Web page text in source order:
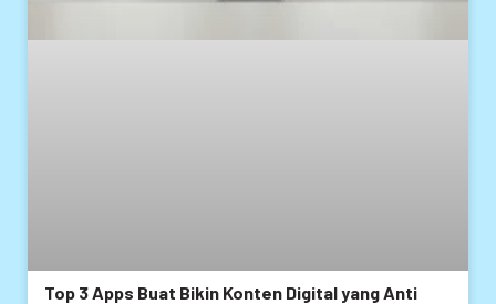
Top 3 Apps Buat Bikin Konten Digital yang Anti